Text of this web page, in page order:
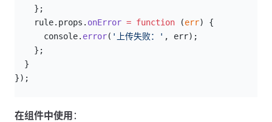
    };
    rule.props.
onError = function (err) {
      console.
error( '上传失败：' , err);
    };
  }
});
在组件中使用 ：